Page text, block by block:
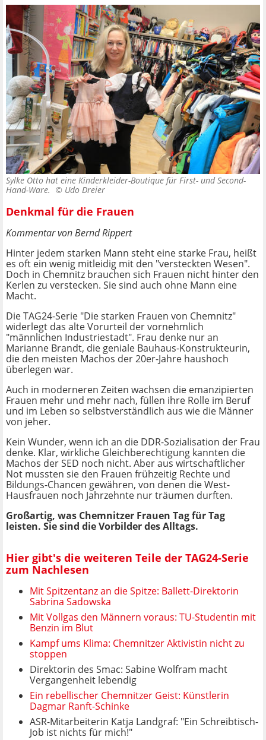
Sylke Otto hat eine Kinderkleider-Boutique für First- und Second-
Hand-Ware. © Udo Dreier
Denkmal für die Frauen
Kommentar von Bernd Rippert
Hinter jedem starken Mann steht eine starke Frau, heißt
es oft ein wenig mitleidig mit den "versteckten Wesen".
Doch in Chemnitz brauchen sich Frauen nicht hinter den
Kerlen zu verstecken. Sie sind auch ohne Mann eine
Macht.
Die TAG24-Serie "Die starken Frauen von Chemnitz"
widerlegt das alte Vorurteil der vornehmlich
"männlichen Industriestadt". Frau denke nur an
Marianne Brandt, die geniale Bauhaus-Konstrukteurin,
die den meisten Machos der 20er-Jahre haushoch
überlegen war.
Auch in moderneren Zeiten wachsen die emanzipierten
Frauen mehr und mehr nach, füllen ihre Rolle im Beruf
und im Leben so selbstverständlich aus wie die Männer
von jeher.
Kein Wunder, wenn ich an die DDR-Sozialisation der Frau
denke. Klar, wirkliche Gleichberechtigung kannten die
Machos der SED noch nicht. Aber aus wirtschaftlicher
Not mussten sie den Frauen frühzeitig Rechte und
Bildungs-Chancen gewähren, von denen die West-
Hausfrauen noch Jahrzehnte nur träumen durften.
Großartig, was Chemnitzer Frauen Tag für Tag
leisten. Sie sind die Vorbilder des Alltags.
Hier gibt's die weiteren Teile der TAG24-Serie
zum Nachlesen
Mit Spitzentanz an die Spitze: Ballett-Direktorin
Sabrina Sadowska
Mit Vollgas den Männern voraus: TU-Studentin mit
Benzin im Blut
Kampf ums Klima: Chemnitzer Aktivistin nicht zu
stoppen
Direktorin des Smac: Sabine Wolfram macht
Vergangenheit lebendig
Ein rebellischer Chemnitzer Geist: Künstlerin
Dagmar Ranft-Schinke
ASR-Mitarbeiterin Katja Landgraf: "Ein Schreibtisch-
Job ist nichts für mich!"